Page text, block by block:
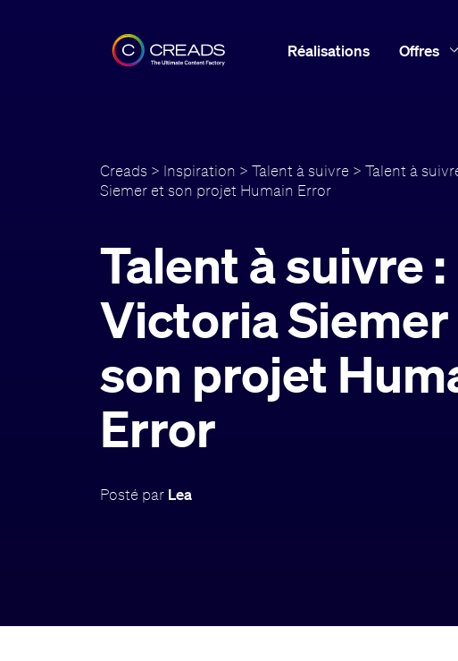
Réalisations Offres
Creads > Inspiration >Talent à suivre > Talent à
Siemer et son projet Humain Error
Talent à suivre :
Victoria
son projet
Error
Posté par Lea